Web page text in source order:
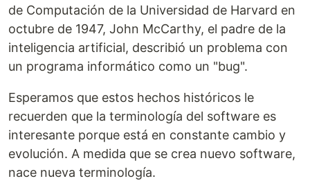
de Computación de la Universidad de Harvard en
octubre de 1947, John McCarthy, el padre de la
inteligencia artificial, describió un problema con
un programa informático como un "bug".
Esperamos que estos hechos históricos le
recuerden que la terminología del software es
interesante porque está en constante cambio y
evolución. A medida que se crea nuevo software,
nace nueva terminología.